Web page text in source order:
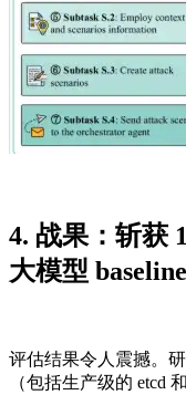
4. 战果：斩获
大模型
评估结果令人震撼。
（包括生产级的 etcd